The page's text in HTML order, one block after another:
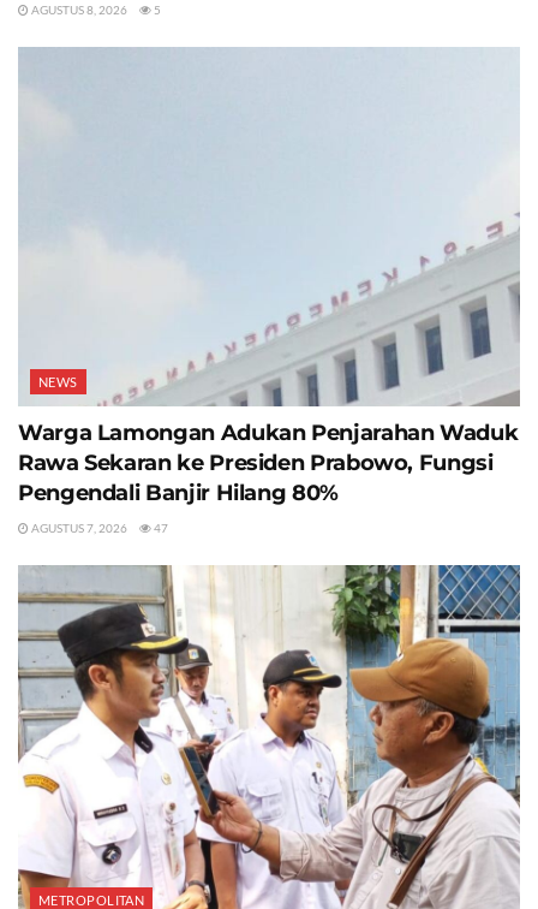
AGUSTUS 8, 2026 5
NEWS
Warga Lamongan Adukan Penjarahan Waduk
Rawa Sekaran ke Presiden Prabowo, Fungsi
Pengendali Banjir Hilang 80%
AGUSTUS 7, 2026 47
METROPOLITAN